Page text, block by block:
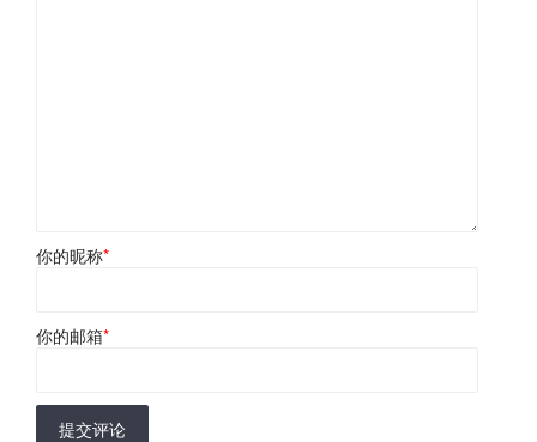
你的昵称*
你的邮箱*
提交评论